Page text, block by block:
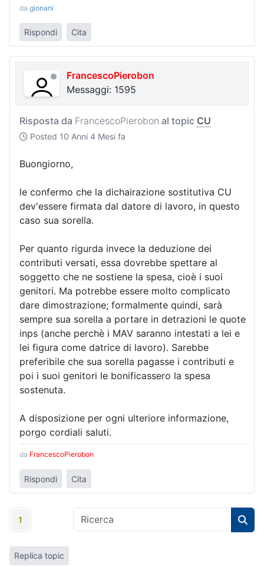
da gionani
Rispondi Cita
FrancescoPierobon
Messaggi: 1595
Risposta da FrancescoPierobon al topic CU
Posted 10 Anni 4 Mesi fa
Buongiorno,
le confermo che la dichairazione sostitutiva CU
dev'essere firmata dal datore di lavoro, in questo
caso sua sorella.
Per quanto rigurda invece la deduzione dei
contributi versati, essa dovrebbe spettare al
soggetto che ne sostiene la spesa, cioè i suoi
genitori. Ma potrebbe essere molto complicato
dare dimostrazione; formalmente quindi, sarà
sempre sua sorella a portare in detrazioni le quote
inps (anche perchè i MAV saranno intestati a lei e
lei figura come datrice di lavoro). Sarebbe
preferibile che sua sorella pagasse i contributi e
poi i suoi genitori le bonificassero la spesa
sostenuta.
A disposizione per ogni ulteriore informazione,
porgo cordiali saluti.
da FrancescoPierobon
Rispondi Cita
1
Replica topic